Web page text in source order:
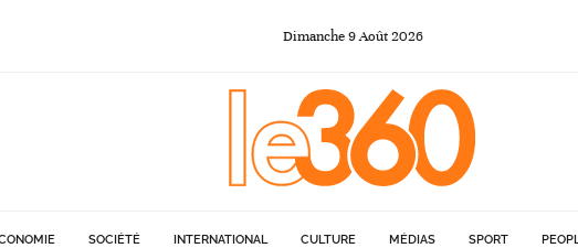
Dimanche 9Août 2026
SOCIÉTÉ INTERNATIONAL CULTURE MÉDIAS SPORT